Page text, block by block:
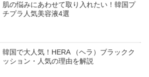
肌の悩みにあわせて取り入れたい！韓国プ
チプラ人気美容液4選
韓国で大人気！HERA （ヘラ）ブラックク
ッション・人気の理由を解説